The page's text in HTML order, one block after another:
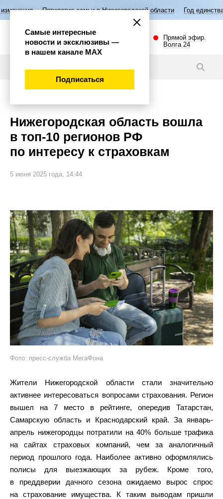
семьи в Нижегородской области Год единства народов России
Прямой эфир.
Волга 24
Нижегородская область вошла
в топ-10 регионов РФ
по интересу к страховкам
5 июня 2025 года, 14:44
Фото: пресс-служба МегаФона
Жители Нижегородской области стали значительно
активнее интересоваться вопросами страхования. Регион
вышел на 7 место в рейтинге, опередив Татарстан,
Самарскую область и Краснодарский край. За январь-
апрель нижегородцы потратили на 40% больше трафика
на сайтах страховых компаний, чем за аналогичный
период прошлого года. Наиболее активно оформлялись
полисы для выезжающих за рубеж. Кроме того,
в преддверии дачного сезона ожидаемо вырос спрос
на страхование имущества. К таким выводам пришли
Самые интересные
новости и эксклюзивы —
в нашем канале МАХ
Подписаться